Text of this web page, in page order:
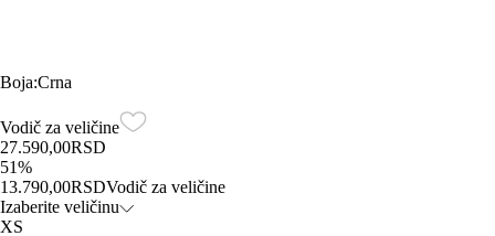
Boja:Crna
Vodič za veličine
27.590,00RSD
51%
13.790,00RSDVodič za veličine
Izaberite veličinu
XS